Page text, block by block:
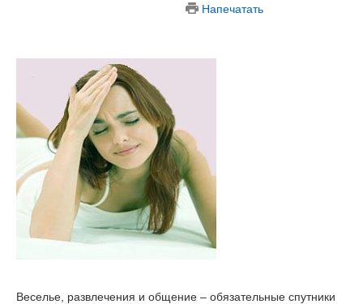
Напечатать
Веселье, развлечения и общение – обязательные спутники